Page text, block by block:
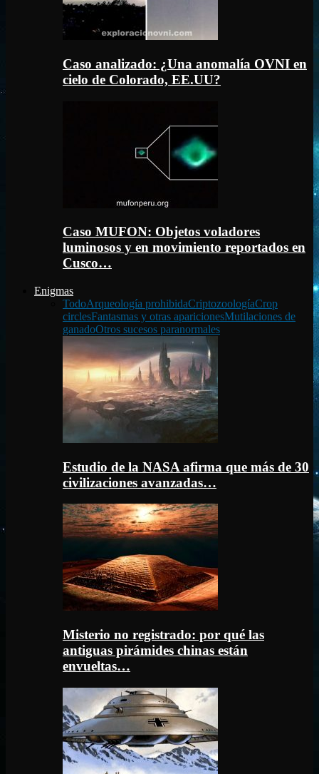
Caso analizado: ¿Una anomalía OVNI en
cielo de Colorado, EE.UU?
Caso MUFON: Objetos voladores
luminosos y en movimiento reportados en
Cusco…
Enigmas
TodoArqueología prohibidaCriptozoologíaCrop
circlesFantasmas y otras aparicionesMutilaciones de
ganadoOtros sucesos paranormales
Estudio de la NASA afirma que más de 30
civilizaciones avanzadas…
Misterio no registrado: por qué las
antiguas pirámides chinas están
envueltas…